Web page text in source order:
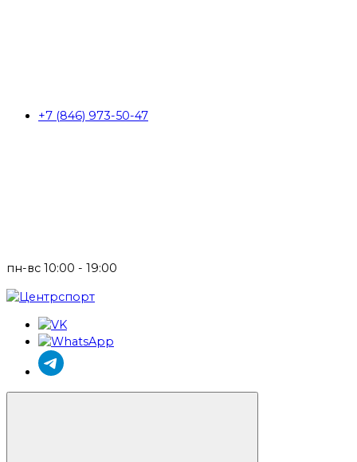
+7 (846) 973-50-47
пн-вс 10:00 - 19:00